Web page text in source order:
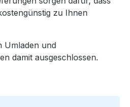
zu Ihnen
Umladen und
damit ausgeschlossen.